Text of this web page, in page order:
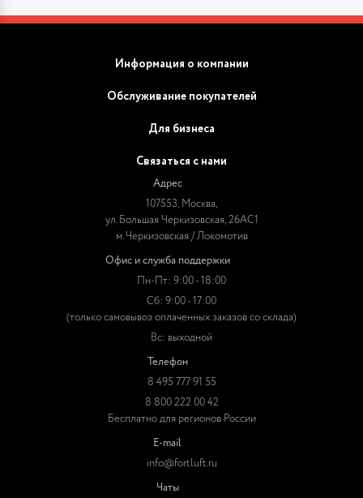
Информация о компании
Обслуживание покупателей
Для бизнеса
Связаться с нами
Адрес
107553, Москва,
ул. Большая Черкизовская, 26АС1
м. Черкизовская / Локомотив
Офис и служба поддержки
Пн-Пт: 9:00 - 18:00
Сб: 9:00 - 17:00
(только самовывоз оплаченных заказов со склада)
Вс: выходной
Телефон
8 495 777 91 55
8 800 222 00 42
Бесплатно для регионов России
E-mail
info@fortluft.ru
Чаты